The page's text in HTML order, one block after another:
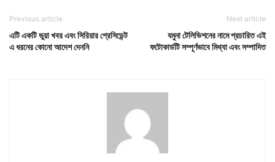
Previous article
এটি একটি ভুয়া খবর এবং সিরিয়ার প্রেসিডেন্ট
এ ধরনের কোনো আদেশ দেননি
Next article
যমুনা টেলিভিশনের নামে প্রচারিত এই
ফটোকার্ডটি সম্পূর্ণভাবে মিথ্যা এবং সম্পাদিত